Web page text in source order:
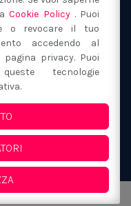
via Sant'Orsola
(MO)
C.F.
Cookie
Cookie Policy . Puoi
o revocare il tuo
accedendo al
privacy. Puoi
tecnologie